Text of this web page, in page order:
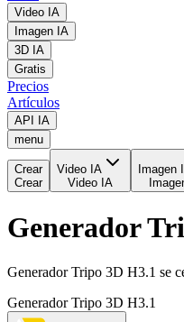
Video IA
Imagen IA
3D IA
Gratis
Precios
Artículos
API IA
menu
Crear
Crear
Video IA
Video IA
Imagen
Generador
Generador Tripo 3D H3.1 se
Generador Tripo 3D H3.1